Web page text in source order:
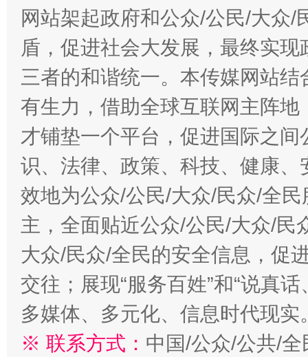
网站架起政府和公众/公民/大众
盾，促进社会大发展，最终实
三者的和谐统一。本传媒网站
有生力，借助全球互联网主阵
才铺垫一个平台，促进国际之
识、法律、政策、科技、健康
效地为公众/公民/大众/民众/全
主，全面贴近公众/公民/大众/民
大众/民众/全民的安全信息，促
交往；展现“服务百姓”和“说真
多媒体、多元化、信息时代现实
※ 联系方式： 中国/公众/公共/